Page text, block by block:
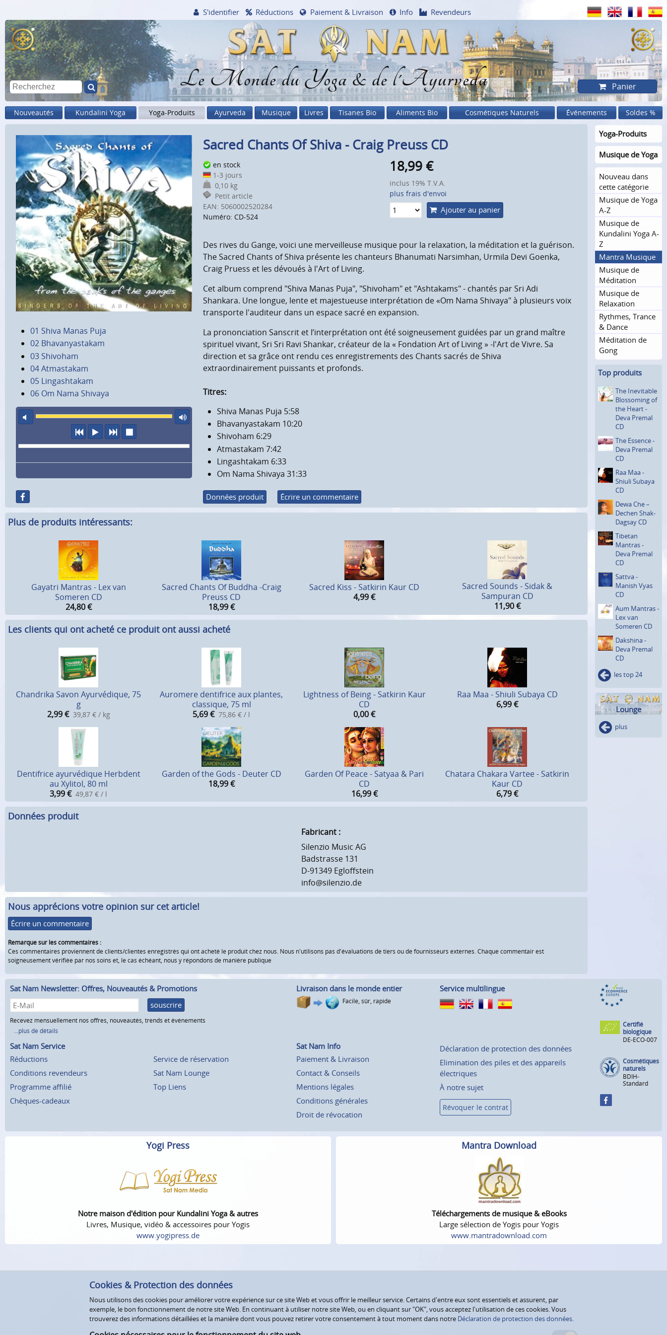
Le Monde du Yoga & de l'Ayurveda
S'identifier Réductions Paiement & Livraison Info Revendeurs
Panier
Nouveautés Kundalini Yoga Yoga-Produits Ayurveda Musique Livres Tisanes Bio Aliments Bio Cosmétiques Naturels Événements Soldes %
01 Shiva Manas Puja
02 Bhavanyastakam
03 Shivoham
04 Atmastakam
05 Lingashtakam
06 Om Nama Shivaya
son éteint
volume maximum
précédent
écoutersuivant
Sacred Chants Of Shiva - Craig Preuss CD
en stock
1-3 jours
0,10 kg
Petit article
EAN: 5060002520284
Numéro: CD-524
18,99€
inclus 19% T.V.A.
plus frais d'envoi
Ajouter au panier
Des rives du Gange, voici une merveilleuse musique pour la relaxation, la méditation et la guérison.
The Sacred Chants of Shiva présente les chanteurs Bhanumati Narsimhan, Urmila Devi Goenka,
Craig Pruess et les dévoués à l'Art of Living.
Cet album comprend "Shiva Manas Puja", "Shivoham" et "Ashtakams" - chantés par Sri Adi
Shankara. Une longue, lente et majestueuse interprétation de «Om Nama Shivaya" à plusieurs voix
transporte l'auditeur dans un espace sacré en expansion.
La prononciation Sanscrit et l’interprétation ont été soigneusement guidées par un grand maître
spirituel vivant, Sri Sri Ravi Shankar, créateur de la « Fondation Art of Living » -l'Art de Vivre. Sa
direction et sa grâce ont rendu ces enregistrements des Chants sacrés de Shiva
extraordinairement puissants et profonds.
Titres:
Shiva Manas Puja 5:58
Bhavanyastakam 10:20
Shivoham 6:29
Atmastakam 7:42
Lingashtakam 6:33
Om Nama Shivaya 31:33
Données produit Écrire un commentaire
Plus de produits intéressants:
Gayatri Mantras - Lex van
Someren CD
24,80 €
Sacred Chants Of Buddha -Craig
Preuss CD
18,99 €
Sacred Kiss - Satkirin Kaur CD
4,99€
Sacred Sounds - Sidak &
Sampuran CD
11,90 €
Les clients qui ont acheté ce produit ont aussi acheté
Chandrika Savon Ayurvédique, 75
g
2,99 € 39,87 € / kg
Auromere dentifrice aux plantes,
classique, 75 ml
5,69€ 75,86 € / l
Lightness of Being - Satkirin Kaur
CD
0,00€
Raa Maa - Shiuli Subaya CD
6,99€
Dentifrice ayurvédique Herbdent
au Xylitol, 80 ml
3,99€ 49,87 € / l
Garden of the Gods - Deuter CD
18,99 €
Garden Of Peace - Satyaa & Pari
CD
16,99 €
Chatara Chakara Vartee - Satkirin
Kaur CD
6,79€
Données produit
Fabricant :
Silenzio Music AG
Badstrasse 131
D-91349 Egloffstein
info@silenzio.de
Nous apprécions votre opinion sur cet article!
Écrire un commentaire
Remarque sur les commentaires :
Ces commentaires proviennent de clients/clientes enregistrés qui ont acheté le produit chez nous. Nous n'utilisons pas d'évaluations de tiers ou de fournisseurs externes. Chaque commentair est
soigneusement vérifiée par nos soins et, le cas échéant, nous y répondons de manière publique
Yoga-Produits
Musique de Yoga
Nouveau dans
cette catégorie
Musique de Yoga
A-Z
Musique de
Kundalini Yoga A-
Z
Mantra Musique
Musique de
Méditation
Musique de
Relaxation
Rythmes, Trance
& Dance
Méditation de
Gong
Top produits
The Inevitable
Blossoming of
the Heart -
Deva Premal
CD
The Essence -
Deva Premal
CD
Raa Maa -
Shiuli Subaya
CD
Dewa Che –
Dechen Shak-
Dagsay CD
Tibetan
Mantras -
Deva Premal
CD
Sattva -
Manish Vyas
CD
Aum Mantras -
Lex van
Someren CD
Dakshina -
Deva Premal
CD
les top 24
Lounge
plus
Sat Nam Newsletter: Offres, Nouveautés & Promotions
souscrire
Recevez mensuellement nos offres, nouveautés, trends et événements
...plus de détails
Livraison dans le monde entier
Facile, sûr, rapide
Service multilingue
Sat Nam Service
Réductions
Conditions revendeurs
Programme affilié
Chèques-cadeaux
Service de réservation
Sat Nam Lounge
Top Liens
Sat Nam Info
Paiement & Livraison
Contact & Conseils
Mentions légales
Conditions générales
Droit de révocation
Déclaration de protection des données
Elimination des piles et des appareils
électriques
À notre sujet
Révoquer le contrat
Certifié
biologique
DE-ECO-007
Cosmétiques
naturels
BDIH-
Standard
Yogi Press
Notre maison d'édition pour Kundalini Yoga & autres
Livres, Musique, vidéo & accessoires pour Yogis
www.yogipress.de
Mantra Download
Téléchargements de musique & eBooks
Large sélection de Yogis pour Yogis
www.mantradownload.com
Cookies & Protection des données
Nous utilisons des cookies pour améliorer votre expérience sur ce site Web et vous offrir le meilleur service. Certains d'entre eux sont essentiels et assurent, par
exemple, le bon fonctionnement de notre site Web. En continuant à utiliser notre site Web, ou en cliquant sur "OK", vous acceptez l'utilisation de ces cookies. Vous
trouverez des informations détaillées et la manière dont vous pouvez retirer votre consentement à tout moment dans notre Déclaration de protection des données.